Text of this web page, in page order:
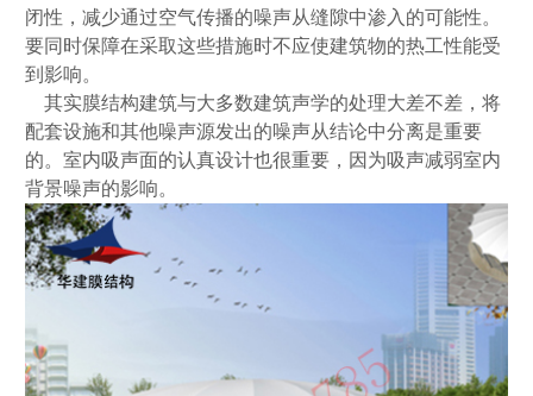
闭性，减少通过空气传播的噪声从缝隙中渗入的可能性。
要同时保障在采取这些措施时不应使建筑物的热工性能受
到影响。
其实膜结构建筑与大多数建筑声学的处理大差不差，将
配套设施和其他噪声源发出的噪声从结论中分离是重要
的。室内吸声面的认真设计也很重要，因为吸声减弱室内
背景噪声的影响。